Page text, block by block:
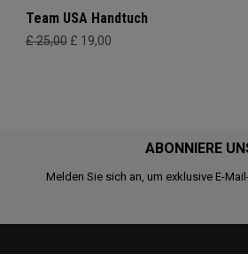
Team USA Handtuch
£ 25,00 £ 19,00
ABONNIERE
Melden Sie sich an, um exklusive E-